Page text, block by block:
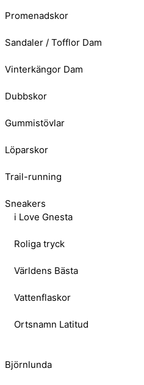
Promenadskor
Sandaler / Tofflor Dam
Vinterkängor Dam
Dubbskor
Gummistövlar
Löparskor
Trail-running
Sneakers
i Love Gnesta
Roliga tryck
Världens Bästa
Vattenflaskor
Ortsnamn Latitud
Björnlunda